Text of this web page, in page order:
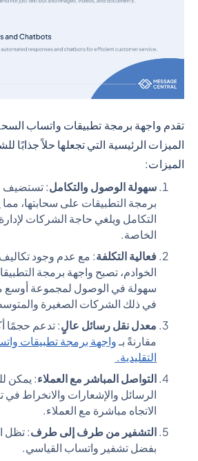
تقدم واجهة برمجة تطبيقات واتساب
الميزات الرئيسية التي تجعلها حلاً
الميزات:
سهولة الوصول والتكامل
برمجة التطبيقات على سحابتها،
التكامل ويلغي حاجة الشركات
الخاصة.
فعالية التكلفة: مع عدم وجود
الخوادم، تصبح واجهة برمجة
سهولة في الوصول لمجموعة أوسع
في ذلك الشركات الصغيرة
معدل نقل رسائل عالٍ: تدعم حجمًا
مقارنةً بـ واجهة برمجة تطبيقات
التقليدية.
التواصل المباشر مع العملاء: يمكن
الرسائل والإشعارات والانخراط في
الاتجاه مباشرة مع العملاء.
التشفير من طرف إلى طرف: تظل
بفضل تشفير واتساب القياسي.